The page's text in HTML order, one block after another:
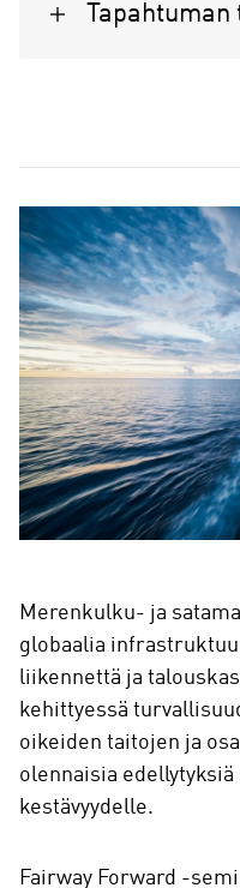
a
Merenkulku- ja
globaalia
liikennettä ja
kehittyessä
oikeiden taitojen ja
olennaisia
kestävyydelle.
Fairway Forward -